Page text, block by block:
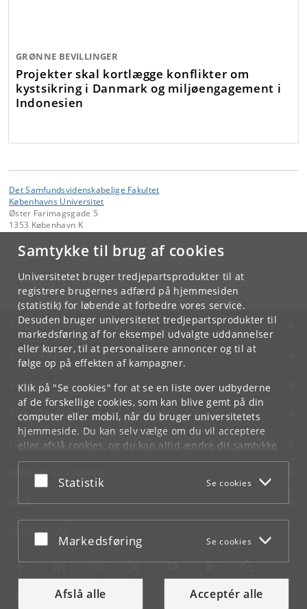
Samtykke til brug af cookies
Universitetet bruger tredjepartsprodukter til at
registrere brugernes adfærd på hjemmesiden
(statistik) for løbende at forbedre vores service.
Desuden bruger universitetet tredjepartsprodukter til
markedsføring af for eksempel udvalgte uddannelser
eller kurser, til at personalisere annoncer og til at
følge op på effekten af kampagner.
Klik på "Se cookies" for at se en liste over udbyderne
af de forskellige cookies, som kan blive gemt på din
computer eller mobil, når du bruger universitetets
hjemmeside. Du kan selv vælge om du vil acceptere
eller afslå cookies, og du kan altid ændre dit samtykke
underCookie- og privatlivspolitiksom du finder i
bunden af hver side.
Acceptér eller afslå
Statistik Se cookies
Acceptér eller afslå
Markedsføring Se cookies
Afslå alle Acceptér alle
GRØNNE BEVILLINGER
Projekter skal kortlægge konflikter om
kystsikring i Danmark og miljøengagement i
Indonesien
Det Samfundsvidenskabelige Fakultet
Københavns Universitet
Øster Farimagsgade 5
1353 København K
Kontakt:
Fakultetsstaben
samf-fak @samf.ku.dk
KØBENHAVNS UNIVERSITET
KONTAKT
SERVICES
FOR STUDERENDE OG ANSATTE
JOB OG KARRIERE
NØDSITUATIONER
WEB
MØD KU PÅ